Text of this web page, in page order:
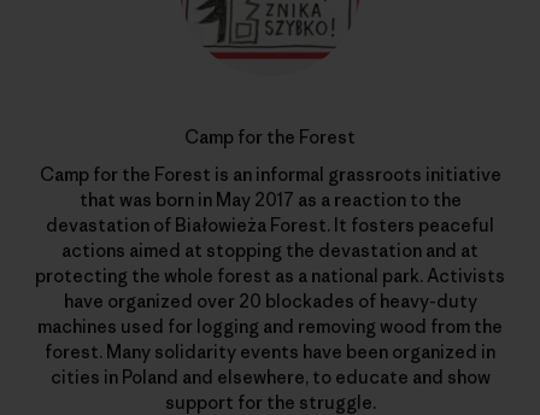
Camp for the Forest
Camp for the Forest is an informal grassroots initiative
that was born in May 2017 as a reaction to the
devastation of Białowieża Forest. It fosters peaceful
actions aimed at stopping the devastation and at
protecting the whole forest as a national park. Activists
have organized over 20 blockades of heavy-duty
machines used for logging and removing wood from the
forest. Many solidarity events have been organized in
cities in Poland and elsewhere, to educate and show
support for the struggle.